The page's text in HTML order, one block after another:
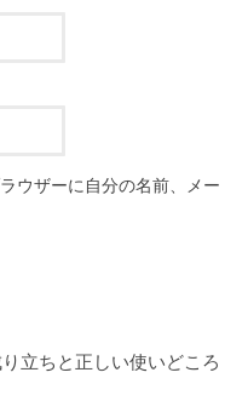
ウザーに自分の名前、メー
立ちと正しい使いどころ